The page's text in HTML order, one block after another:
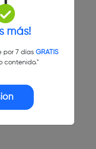
más!
7 días GRATIS
contenido."